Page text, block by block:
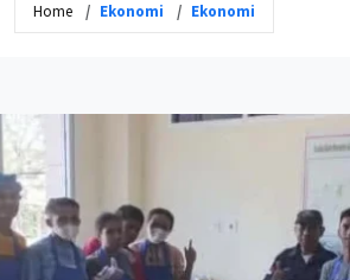
Home Ekonomi Ekonomi